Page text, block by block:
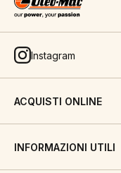
Instagram
ACQUISTI ONLINE
INFORMAZIONI UTILI